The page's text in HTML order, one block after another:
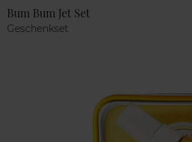
Bum Bum Jet Set
Geschenkset